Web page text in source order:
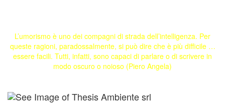
L’umorismo è uno dei compagni di strada dell’intelligenza. Per
queste ragioni, paradossalmente, si può dire che è più difficile …
essere facili. Tutti, infatti, sono capaci di parlare o di scrivere in
modo oscuro o noioso (Piero Angela)